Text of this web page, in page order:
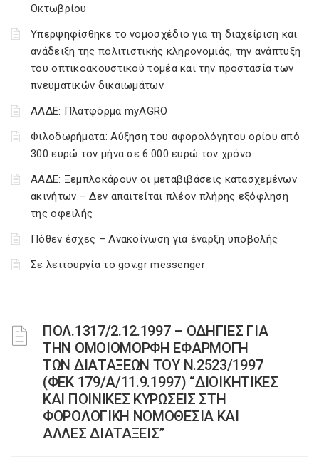
Οκτωβρίου
Υπερψηφίσθηκε το νομοσχέδιο για τη διαχείριση και
ανάδειξη της πολιτιστικής κληρονομιάς, την ανάπτυξη
του οπτικοακουστικού τομέα και την προστασία των
πνευματικών δικαιωμάτων
ΑΑΔΕ: Πλατφόρμα myAGRO
Φιλοδωρήματα: Αύξηση του αφορολόγητου ορίου από
300 ευρώ τον μήνα σε 6.000 ευρώ τον χρόνο
ΑΑΔΕ: Ξεμπλοκάρουν οι μεταβιβάσεις κατασχεμένων
ακινήτων – Δεν απαιτείται πλέον πλήρης εξόφληση
της οφειλής
Πόθεν έσχες – Ανακοίνωση για έναρξη υποβολής
Σε λειτουργία το gov.gr messenger
ΠΟΛ.1317/2.12.1997 – ΟΔΗΓΙΕΣ ΓΙΑ
ΤΗΝ ΟΜΟΙΟΜΟΡΦΗ ΕΦΑΡΜΟΓΗ
ΤΩΝ ΔΙΑΤΑΞΕΩΝ ΤΟΥ N.2523/1997
(ΦΕΚ 179/Α/11.9.1997) “ΔΙΟΙΚΗΤΙΚΕΣ
ΚΑΙ ΠΟΙΝΙΚΕΣ ΚΥΡΩΣΕΙΣ ΣΤΗ
ΦΟΡΟΛΟΓΙΚΗ ΝΟΜΟΘΕΣΙΑ ΚΑΙ
ΑΛΛΕΣ ΔΙΑΤΑΞΕΙΣ”